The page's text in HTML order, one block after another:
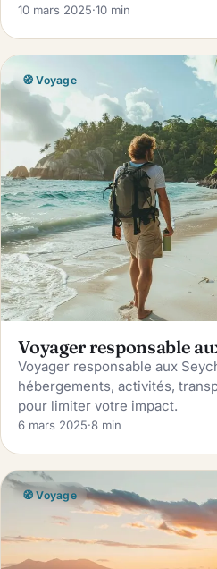
10 mars 2025·10 min
🧭 Voyage
Voyager responsable
Voyager responsable aux
hébergements, activités,
pour limiter votre impact.
6 mars 2025·8 min
🧭 Voyage